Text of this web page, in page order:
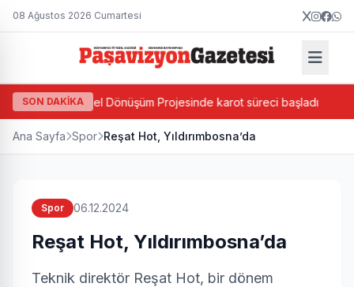
08 Ağustos 2026 Cumartesi
SON DAKİKA
Bazlı Kentsel Dönüşüm Projesinde karot süreci başladı
Ana Sayfa Spor Reşat Hot, Yıldırımbosna’da
Spor 06.12.2024
Reşat Hot, Yıldırımbosna’da
Teknik direktör Reşat Hot, bir dönem